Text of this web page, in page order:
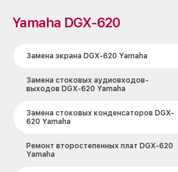
Yamaha DGX-620
Замена экрана DGX-620 Yamaha
Замена стоковых аудиовходов-
выходов DGX-620 Yamaha
Замена стоковых конденсаторов DGX-
620 Yamaha
Ремонт второстепенных плат DGX-620
Yamaha